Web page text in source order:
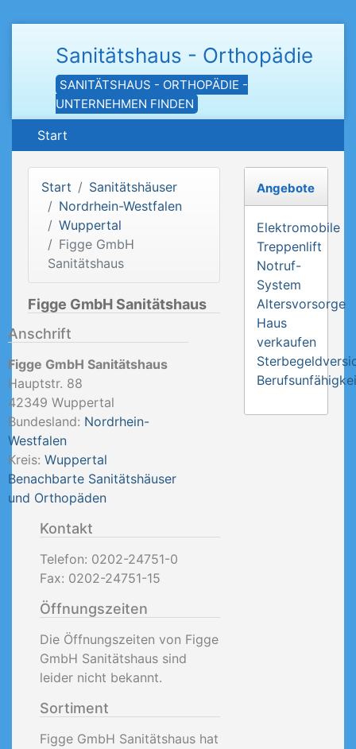
Sanitätshaus - Orthopädie
SANITÄTSHAUS - ORTHOPÄDIE -
UNTERNEHMEN FINDEN
Start
Start
Sanitätshäuser
Nordrhein-Westfalen
Wuppertal
Figge GmbH
Sanitätshaus
Figge GmbH Sanitätshaus
Anschrift
Figge GmbH Sanitätshaus
Hauptstr. 88
42349 Wuppertal
Bundesland: Nordrhein-
Westfalen
Kreis: Wuppertal
Benachbarte Sanitätshäuser
und Orthopäden
Kontakt
Telefon: 0202-24751-0
Fax: 0202-24751-15
Öffnungszeiten
Die Öffnungszeiten von Figge
GmbH Sanitätshaus sind
leider nicht bekannt.
Sortiment
Figge GmbH Sanitätshaus hat
Angebote
Elektromobile
Treppenlift
Notruf-
System
Altersvorsorge
Haus
verkaufen